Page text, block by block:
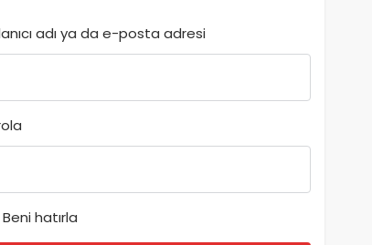
adı ya da e-posta adresi
Beni hatırla